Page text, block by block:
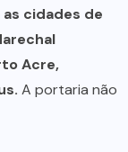
cidades de
Acre,
A portaria não